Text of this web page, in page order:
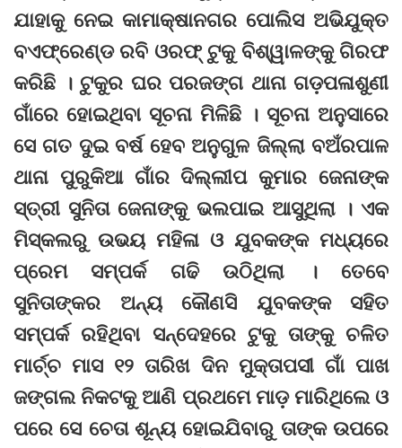
ଯାହାକୁ ନେଇ କାମାକ୍ଷାନଗର ପୋଲିସ ଅଭିଯୁକ୍ତ
ବଏଫ୍ରେଣ୍ଡ ରବି ଓରଫ୍‌ ଟୁକୁ ବିଶ୍ୱାଳଙ୍କୁ ଗିରଫ
କରିଛି । ଟୁକୁର ଘର ପରଜଙ୍ଗ ଥାନା ଗଡ଼ପଳାଶୁଣୀ
ଗାଁରେ ହୋଇଥିବା ସୂଚନା ମିଳିଛି । ସୂଚନା ଅନୁସାରେ
ସେ ଗତ ଦୁଇ ବର୍ଷ ହେବ ଅନୁଗୁଳ ଜିଲ୍ଲା ବଅଁରପାଳ
ଥାନା ପୁରୁକିଆ ଗାଁର ଦିଲ୍ଲୀପ କୁମାର ଜେନାଙ୍କ
ସ୍ତ୍ରୀ ସୁନିତା ଜେନାଙ୍କୁ ଭଲପାଇ ଆସୁଥିଲା । ଏକ
ମିସ୍‌କଲରୁ ଉଭୟ ମହିଳା ଓ ଯୁବକଙ୍କ ମଧ୍ୟରେ
ପ୍ରେମ ସମ୍ପର୍କ ଗଢି ଉଠିଥିଲା । ତେବେ
ସୁନିତାଙ୍କର ଅନ୍ୟ କୌଣସି ଯୁବକଙ୍କ ସହିତ
ସମ୍ପର୍କ ରହିଥିବା ସନ୍ଦେହରେ ଟୁକୁ ତାଙ୍କୁ ଚଳିତ
ମାର୍ଚ୍ଚ ମାସ ୧୨ ତାରିଖ ଦିନ ମୁକ୍ତାପସୀ ଗାଁ ପାଖ
ଜଙ୍ଗଲ ନିକଟକୁ ଆଣି ପ୍ରଥମେ ମାଡ଼ ମାରିଥିଲେ ଓ
ପରେ ସେ ଚେତା ଶୂନ୍ୟ ହୋଇଯିବାରୁ ତାଙ୍କ ଉପରେ